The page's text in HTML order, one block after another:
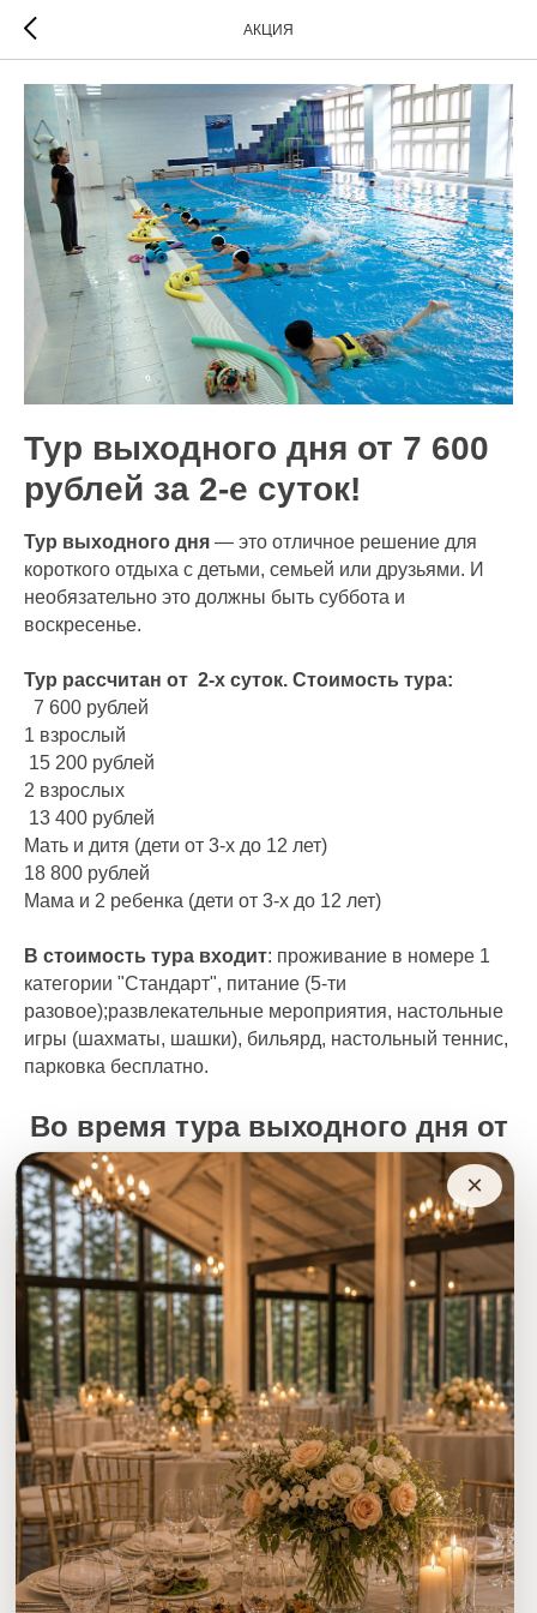
×
АКЦИЯ
Тур выходного дня от 7 600
рублей за 2-е суток!
Тур выходного дня — это отличное решение для
короткого отдыха с детьми, семьей или друзьями. И
необязательно это должны быть суббота и
воскресенье.
Тур рассчитан от 2-х суток. Стоимость тура:
7 600 рублей
1 взрослый
15 200 рублей
2 взрослых
13 400 рублей
Мать и дитя (дети от 3-х до 12 лет)
18 800 рублей
Мама и 2 ребенка (дети от 3-х до 12 лет)
В стоимость тура входит: проживание в номере 1
категории "Стандарт", питание (5-ти
разовое);развлекательные мероприятия, настольные
игры (шахматы, шашки), бильярд, настольный теннис,
парковка беcплатно.
Во время тура выходного дня от
2- х до 4-х суток, вы можете
пользоваться услугами
санатория с 50% скидкой:
Бассейн. Сауна. Прокат (велосипеды, самокаты,
лыжи, коньки, спортивный инвентарь);
Медицинские услуги:
души, ванны, парофитобочка,
инфракрасная сауна, ароматерапия, соляная пещера.
Ежедневно для вас работает:уютное кафе,
библиотека, кинозал.
Дополнительно можно записаться по телефону
+7 952 889 78 95 на услуги:
Оздоровительный массаж.
Маникюр. Педикюр.
Прейскурант -смотри на сайте в разделе
"Прейскуранты".